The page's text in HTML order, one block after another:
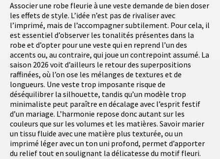
Associer une robe fleurie à une veste demande de bien doser
les effets de style. L’idée n’est pas de rivaliser avec
l’imprimé, mais de l’accompagner subtilement. Pour cela, il
est essentiel d’observer les tonalités présentes dans la
robe et d’opter pour une veste qui en reprend l’un des
accents ou, au contraire, qui joue un contrepoint assumé. La
saison 2026 voit d’ailleurs le retour des superpositions
raffinées, où l’on ose les mélanges de textures et de
longueurs. Une veste trop imposante risque de
déséquilibrer la silhouette, tandis qu’un modèle trop
minimaliste peut paraître en décalage avec l’esprit festif
d’un mariage. L’harmonie repose donc autant sur les
couleurs que sur les volumes et les matières. Savoir marier
un tissu fluide avec une matière plus texturée, ou un
imprimé léger avec un ton uni profond, permet d’apporter
du relief tout en soulignant la délicatesse du motif fleuri.